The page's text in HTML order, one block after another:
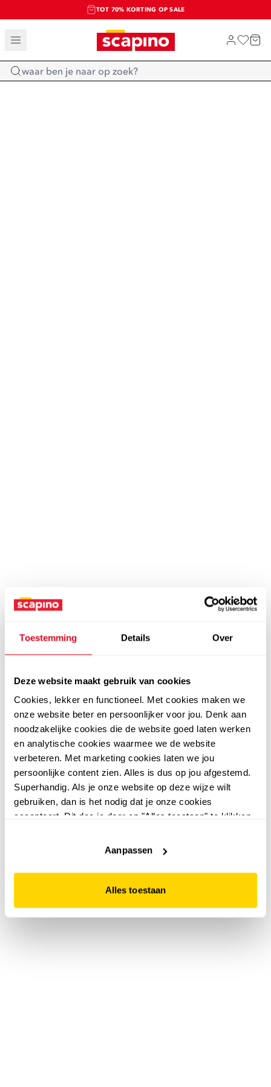
Toestemming Details Over
Deze website maakt gebruik van cookies
Cookies, lekker en functioneel. Met cookies maken we
onze website beter en persoonlijker voor jou. Denk aan
noodzakelijke cookies die de website goed laten werken
en analytische cookies waarmee we de website
verbeteren. Met marketing cookies laten we jou
persoonlijke content zien. Alles is dus op jou afgestemd.
Superhandig. Als je onze website op deze wijze wilt
gebruiken, dan is het nodig dat je onze cookies
accepteert. Dit doe je door op "Alles toestaan" te klikken.
website niet optimaal functioneert.
Aanpassen
Alles toestaan
TOT 70% KORTING OP SALE
SALE: LAATSTE KANS!
SHOP NIEUW
Home